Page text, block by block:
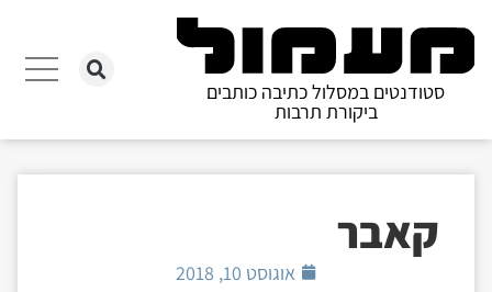
סטודנטים במסלול כתיבה כותבים
ביקורת תרבות
קאבר
אוגוסט 10, 2018